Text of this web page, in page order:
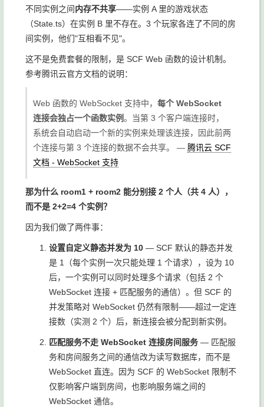
不同实例之间内存不共享——实例 A 里的游戏状态
（State.ts）在实例 B 里不存在。3 个玩家各连了不同的房
间实例，他们"互相看不见"。
这不是免费套餐的限制，是 SCF Web 函数的设计机制。
参考腾讯云官方文档的说明：
Web 函数的 WebSocket 支持中， 每个 WebSocket
连接会独占一个函数实例。当第 3 个客户端连接时，
系统会自动启动一个新的实例来处理该连接，因此前两
个连接与第 3 个连接的数据不会共享。 — 腾讯云 SCF
文档 - WebSocket 支持
那为什么 room1 + room2 能分别接 2 个人（共 4 人），
而不是 2+2=4 个实例？
因为我们做了两件事：
设置自定义静态并发为 10 — SCF 默认的静态并发
是 1（每个实例一次只能处理 1 个请求），设为 10
后，一个实例可以同时处理多个请求（包括 2 个
WebSocket 连接 + 匹配服务的通信）。但 SCF 的
并发策略对 WebSocket 仍然有限制——超过一定连
接数（实测 2 个）后，新连接会被分配到新实例。
匹配服务不走 WebSocket 连接房间服务 — 匹配服
务和房间服务之间的通信改为读写数据库，而不是
WebSocket 直连。因为 SCF 的 WebSocket 限制不
仅影响客户端到房间，也影响服务端之间的
WebSocket 通信。